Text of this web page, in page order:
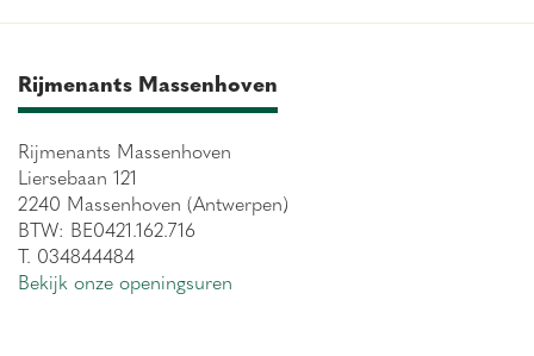
Rijmenants Massenhoven
Rijmenants Massenhoven
Liersebaan 121
2240 Massenhoven (Antwerpen)
BTW: BE0421.162.716
T. 034844484
Bekijk onze openingsuren